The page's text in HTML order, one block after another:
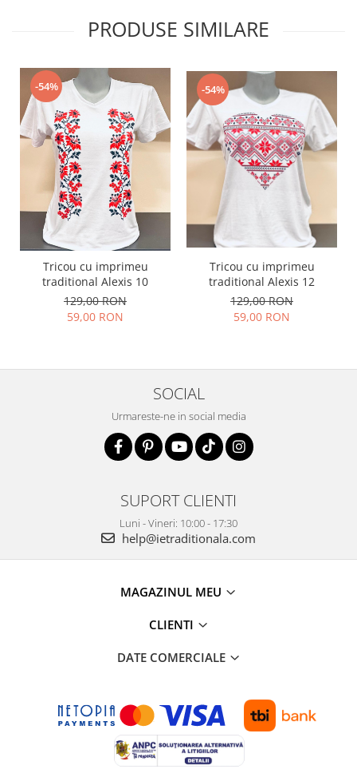
PRODUSE SIMILARE
-54%
Tricou cu imprimeu
traditional Alexis 10
129,00 RON
59,00 RON
-54%
Tricou cu imprimeu
traditional Alexis 12
129,00 RON
59,00 RON
SOCIAL
Urmareste-ne in social media
SUPORT CLIENTI
Luni - Vineri: 10:00 - 17:30
help@ietraditionala.com
MAGAZINUL MEU
CLIENTI
DATE COMERCIALE